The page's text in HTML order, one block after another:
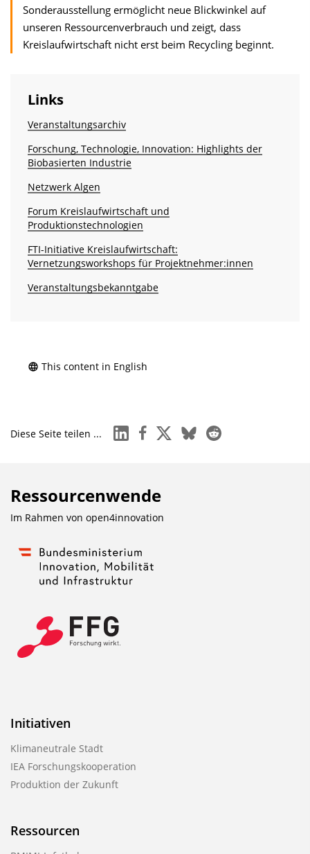
Sonderausstellung ermöglicht neue Blickwinkel auf
unseren Ressourcenverbrauch und zeigt, dass
Kreislaufwirtschaft nicht erst beim Recycling beginnt.
Links
Veranstaltungsarchiv
Forschung, Technologie, Innovation: Highlights der
Biobasierten Industrie
Netzwerk Algen
Forum Kreislaufwirtschaft und
Produktionstechnologien
FTI-Initiative Kreislaufwirtschaft:
Vernetzungsworkshops für Projektnehmer:innen
Veranstaltungsbekanntgabe
This content in English
Diese Seite teilen ... linkedinfacebook
x blueskyreddit
Ressourcenwende
Im Rahmen von open4innovation
Initiativen
Klimaneutrale Stadt
IEA Forschungskooperation
Produktion der Zukunft
Ressourcen